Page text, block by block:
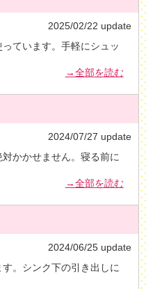
2025/02/22 update
ています。手軽にシュッ
→全部を読む
2024/07/27 update
かかせません。寝る前に
→全部を読む
2024/06/25 update
。シンク下の引き出しに